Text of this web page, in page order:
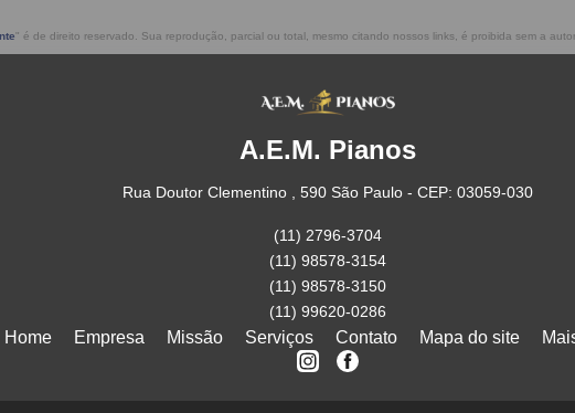
" é de direito reservado. Sua reprodução, parcial ou total, mesmo citando nossos links, é proibida sem a
A.E.M. Pianos
Rua Doutor Clementino , 590 São Paulo - CEP: 03059-030
(11) 2796-3704
(11) 98578-3154
(11) 98578-3150
(11) 99620-0286
Home Empresa Missão Serviços Contato Mapa do site